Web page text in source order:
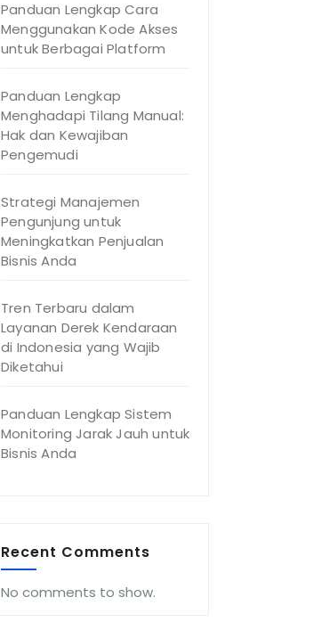
Panduan Lengkap Cara
Menggunakan Kode Akses
untuk Berbagai Platform
Panduan Lengkap
Menghadapi Tilang Manual:
Hak dan Kewajiban
Pengemudi
Strategi Manajemen
Pengunjung untuk
Meningkatkan Penjualan
Bisnis Anda
Tren Terbaru dalam
Layanan Derek Kendaraan
di Indonesia yang Wajib
Diketahui
Panduan Lengkap Sistem
Monitoring Jarak Jauh untuk
Bisnis Anda
Recent Comments
No comments to show.